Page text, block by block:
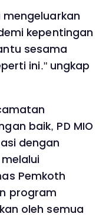
kepentingan
sesama
ini." ungkap
baik, PD MIO
dengan
Pemkoth
program
oleh semua